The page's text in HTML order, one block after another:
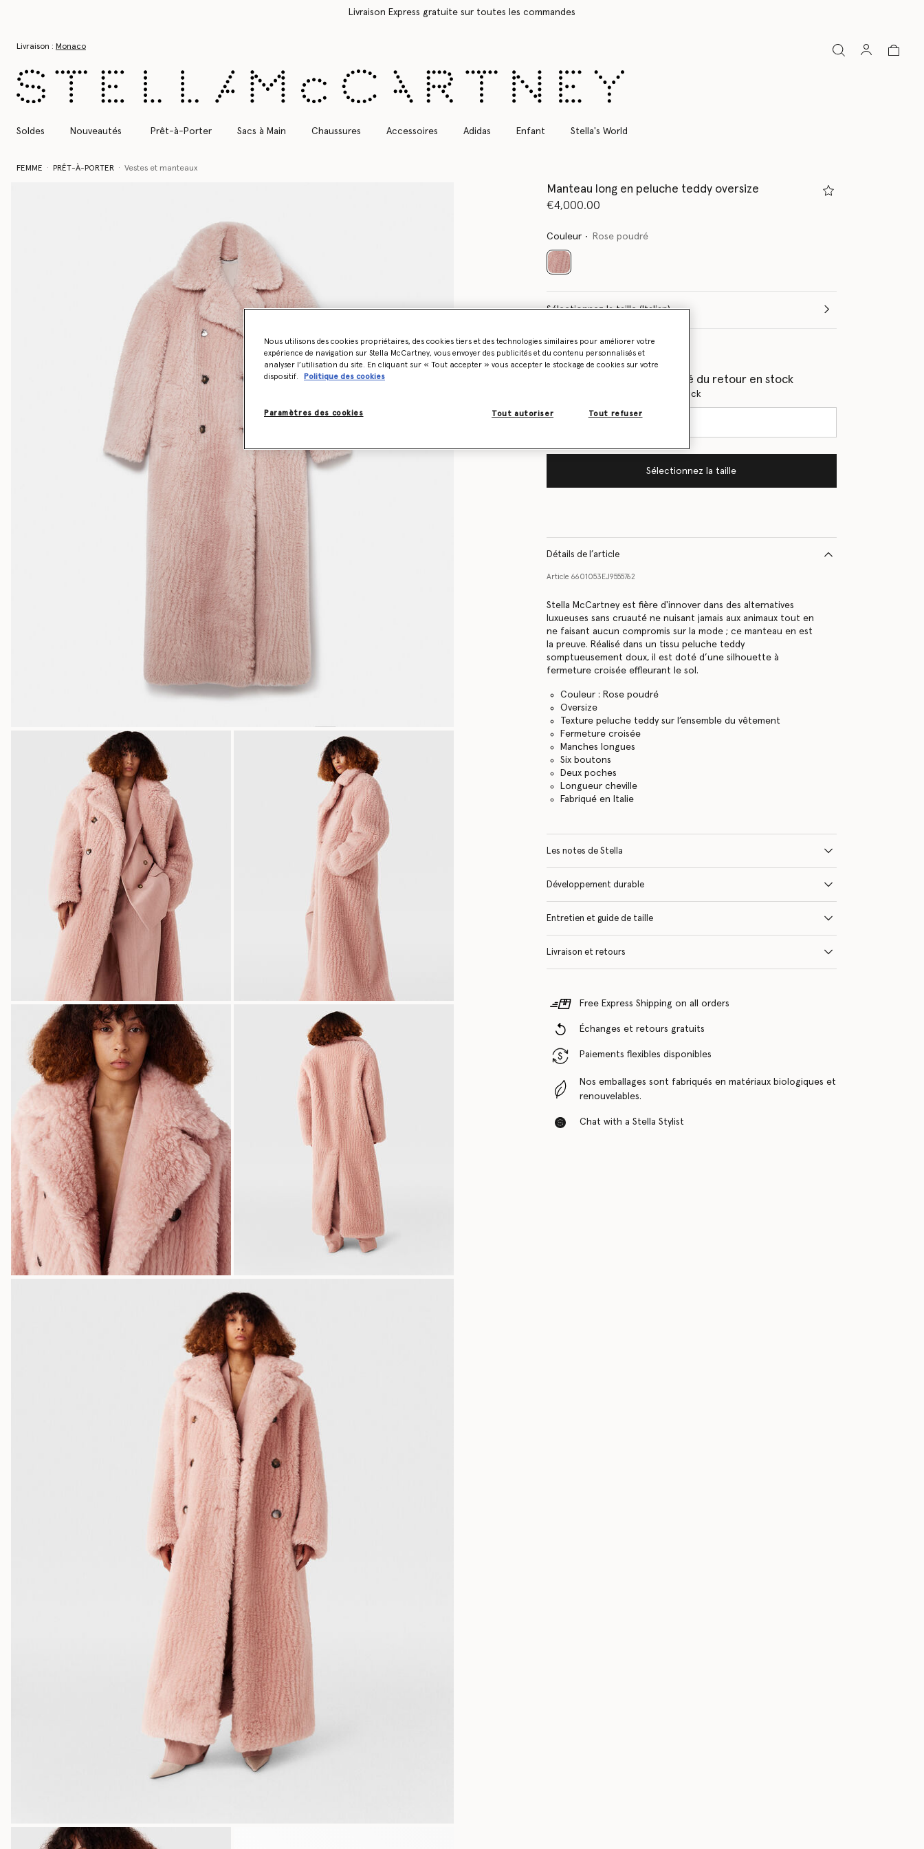
Livraison Express gratuite sur toutes les commandes
Livraison : Monaco
Soldes Nouveautés Prêt-à-Porter Sacs à Main Chaussures Accessoires Adidas Enfant Stella's World
FEMME PRÊT-À-PORTER Vestes et manteaux
Manteau long en peluche teddy oversize
€4,000.00
Couleur Rose poudré
sélectionné
Sélectionnez la taille (Italian)
Tableau des tailles
Soyez informé(e) en priorité du retour en stock
Me prévenir lors du retour en stock
Sélectionnez la taille
Détails de l’article
Article 6601053EJ9555762
Stella McCartney est fière d'innover dans des alternatives
luxueuses sans cruauté ne nuisant jamais aux animaux tout en
ne faisant aucun compromis sur la mode ; ce manteau en est
la preuve. Réalisé dans un tissu peluche teddy
somptueusement doux, il est doté d’une silhouette à
fermeture croisée effleurant le sol.
Couleur : Rose poudré
Oversize
Texture peluche teddy sur l’ensemble du vêtement
Fermeture croisée
Manches longues
Six boutons
Deux poches
Longueur cheville
Fabriqué en Italie
Les notes de Stella
Développement durable
Entretien et guide de taille
Livraison et retours
Free Express Shipping on all orders
Échanges et retours gratuits
Paiements flexibles disponibles
Nos emballages sont fabriqués en matériaux biologiques et
renouvelables.
Chat with a Stella Stylist
Nous utilisons des cookies propriétaires, des cookies tiers et des technologies similaires pour améliorer votre
expérience de navigation sur Stella McCartney, vous envoyer des publicités et du contenu personnalisés et
analyser l’utilisation du site. En cliquant sur « Tout accepter » vous accepter le stockage de cookies sur votre
dispositif.
Politique des cookies
Paramètres des cookies Tout refuser
Tout autoriser